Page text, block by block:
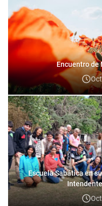
Encuentro de
Escuela Sabática en